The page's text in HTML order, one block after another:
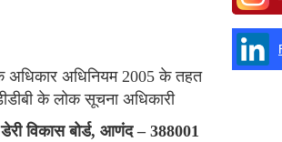
अधिकार अधिनियम 2005 के तहत
के लोक सूचना अधिकारी
डेरी विकास बोर्ड, आणंद – 388001